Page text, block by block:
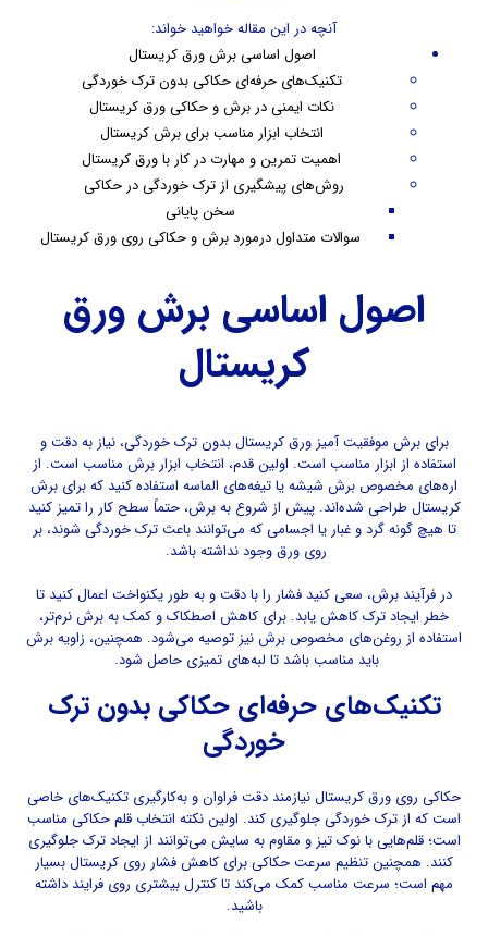
آنچه در این مقاله خواهید خواند:
اصول اساسی برش ورق کریستال
تکنیک‌های حرفه‌ای حکاکی بدون ترک خوردگی
نکات ایمنی در برش و حکاکی ورق کریستال
انتخاب ابزار مناسب برای برش کریستال
اهمیت تمرین و مهارت در کار با ورق کریستال
روش‌های پیشگیری از ترک خوردگی در حکاکی
سخن پایانی
سوالات متداول درمورد برش و حکاکی روی ورق کریستال
اصول اساسی برش ورق
کریستال
برای برش موفقیت‌ آمیز ورق کریستال بدون ترک خوردگی، نیاز به دقت و
استفاده از ابزار مناسب است. اولین قدم، انتخاب ابزار برش مناسب است. از
اره‌های مخصوص برش شیشه یا تیغه‌های الماسه استفاده کنید که برای برش
کریستال طراحی شده‌اند. پیش از شروع به برش، حتماً سطح کار را تمیز کنید
تا هیچ گونه گرد و غبار یا اجسامی که می‌توانند باعث ترک خوردگی شوند، بر
روی ورق وجود نداشته باشد.
در فرآیند برش، سعی کنید فشار را با دقت و به طور یکنواخت اعمال کنید تا
خطر ایجاد ترک کاهش یابد. برای کاهش اصطکاک و کمک به برش نرم‌تر،
استفاده از روغن‌های مخصوص برش نیز توصیه می‌شود. همچنین، زاویه برش
باید مناسب باشد تا لبه‌های تمیزی حاصل شود.
تکنیک‌های حرفه‌ای حکاکی بدون ترک
خوردگی
حکاکی روی ورق کریستال نیازمند دقت فراوان و به‌کارگیری تکنیک‌های خاصی
است که از ترک خوردگی جلوگیری کند. اولین نکته انتخاب قلم حکاکی مناسب
است؛ قلم‌هایی با نوک تیز و مقاوم به سایش می‌توانند از ایجاد ترک جلوگیری
کنند. همچنین تنظیم سرعت حکاکی برای کاهش فشار روی کریستال بسیار
مهم است؛ سرعت مناسب کمک می‌کند تا کنترل بیشتری روی فرایند داشته
باشید.